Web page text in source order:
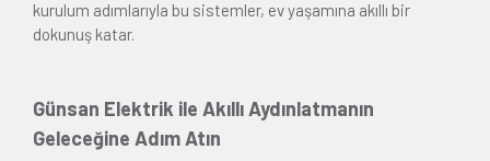
kurulum adımlarıyla bu sistemler, ev yaşamına akıllı bir
dokunuş katar.
Günsan Elektrik ile Akıllı Aydınlatmanın
Geleceğine Adım Atın